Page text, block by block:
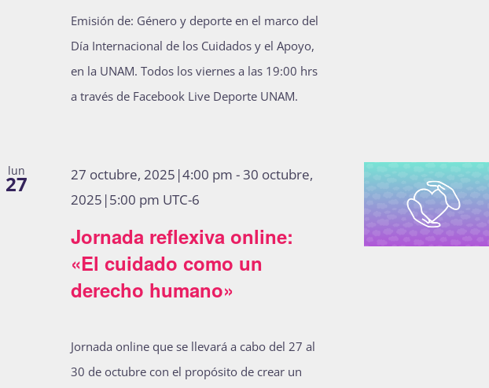
Emisión de: Género y deporte en el marco del
Día Internacional de los Cuidados y el Apoyo,
en la UNAM. Todos los viernes a las 19:00 hrs
a través de Facebook Live Deporte UNAM.
lun
27
Jornada reflexiva online:
«El cuidado como un
derecho humano»
27 octubre, 2025|4:00 pm -30 octubre,
2025|5:00 pm UTC-6
Jornada online que se llevará a cabo del 27 al
30 de octubre con el propósito de crear un